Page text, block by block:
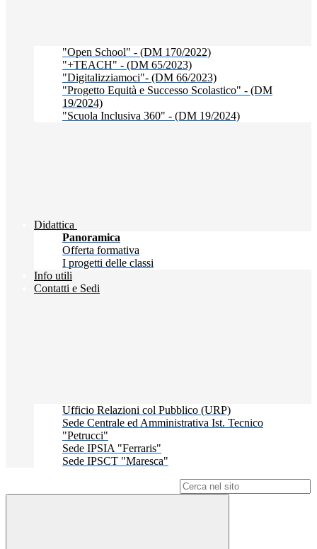
"Open School" - (DM 170/2022)
"+TEACH" - (DM 65/2023)
"Digitalizziamoci"- (DM 66/2023)
"Progetto Equità e Successo Scolastico" - (DM
19/2024)
"Scuola Inclusiva 360" - (DM 19/2024)
Didattica
Panoramica
Offerta formativa
I progetti delle classi
Info utili
Contatti e Sedi
Ufficio Relazioni col Pubblico (URP)
Sede Centrale ed Amministrativa Ist. Tecnico
"Petrucci"
Sede IPSIA "Ferraris"
Sede IPSCT "Maresca"